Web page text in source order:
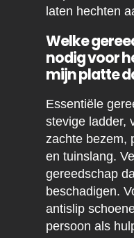
laten hechten
Welke
nodig voor
mijn platte
Essentiële
stevige ladder,
zachte bezem,
en tuinslang.
gereedschap
beschadigen.
antislip
persoon als